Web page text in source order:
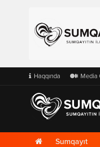
Haqqında Media
AnaSumqayıt